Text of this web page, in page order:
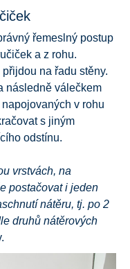
řemeslný postup
a z rohu.
na řadu stěny.
následně válečkem
v rohu
s jiným
odstínu.
vrstvách, na
postačovat i jeden
nátěru, tj. po 2
druhů nátěrových